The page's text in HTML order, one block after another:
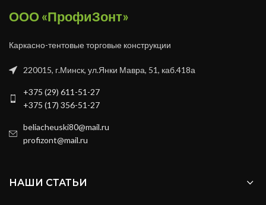
ООО «ПрофиЗонт»
Каркасно-тентовые торговые конструкции
220015, г.Минск, ул.Янки Мавра, 51, каб.418а
+375 (29) 611-51-27
+375 (17) 356-51-27
beliacheuski80@mail.ru
profizont@mail.ru
НАШИ СТАТЬИ